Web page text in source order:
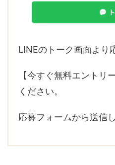
LINEのトーク画面より
【今すぐ無料エントリ
ください。
応募フォームから送信